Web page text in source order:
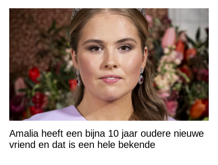
Amalia heeft een bijna 10 jaar oudere nieuwe
vriend en dat is een hele bekende